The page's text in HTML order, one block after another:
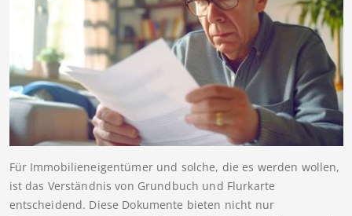
Für Immobilieneigentümer und solche, die es werden wollen,
ist das Verständnis von Grundbuch und Flurkarte
entscheidend. Diese Dokumente bieten nicht nur